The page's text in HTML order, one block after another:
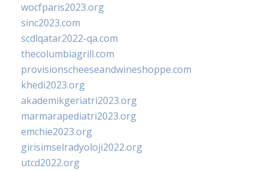
wocfparis2023.org
sinc2023.com
scdlqatar2022-qa.com
thecolumbiagrill.com
provisionscheeseandwineshoppe.com
khedi2023.org
akademikgeriatri2023.org
marmarapediatri2023.org
emchie2023.org
girisimselradyoloji2022.org
utcd2022.org